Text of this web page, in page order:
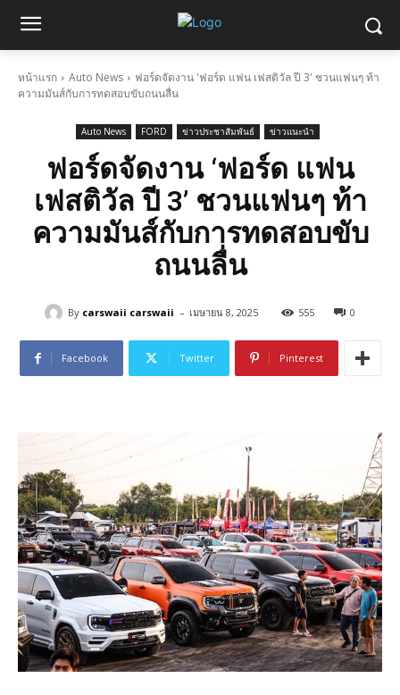
หน้าแรก Auto News
ฟอร์ดจัดงาน 'ฟอร์ด แฟน เฟสติวัล ปี 3' ชวนแฟนๆ ท้า
ความมันส์กับการทดสอบขับถนนลื่น
Auto News FORD ข่าวประชาสัมพันธ์ ข่าวแนะนำ
ฟอร์ดจัดงาน ‘ฟอร์ด แฟน
เฟสติวัล ปี 3’ ชวนแฟนๆ ท้า
ความมันส์กับการทดสอบขับ
ถนนลื่น
By carswaii carswaii - เมษายน 8, 2025 555 0
Facebook Twitter Pinterest